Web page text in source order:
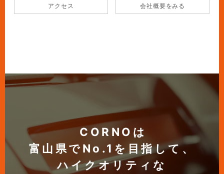
アクセス 会社概要をみる
CORNOは
富山県でNo.1を目指して、
ハイクオリティな